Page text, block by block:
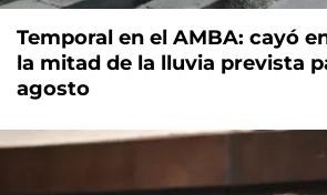
Temporal en el AMBA: cayó
la mitad de la lluvia prevista
agosto